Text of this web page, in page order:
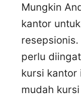
Mungkin
kantor
perlu
kursi kantor
mudah